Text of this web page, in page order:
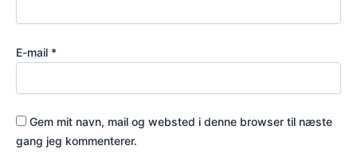
E-mail *
Gem mit navn, mail og websted i denne browser til næste
gang jeg kommenterer.